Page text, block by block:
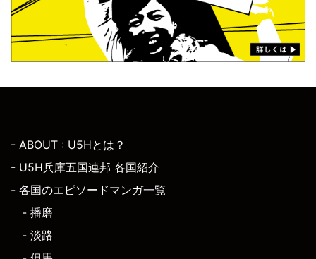
- ABOUT : U5Hとは？
- U5H兵庫五国連邦 各国紹介
- 各国のエピソードマンガ一覧
- 播磨
- 淡路